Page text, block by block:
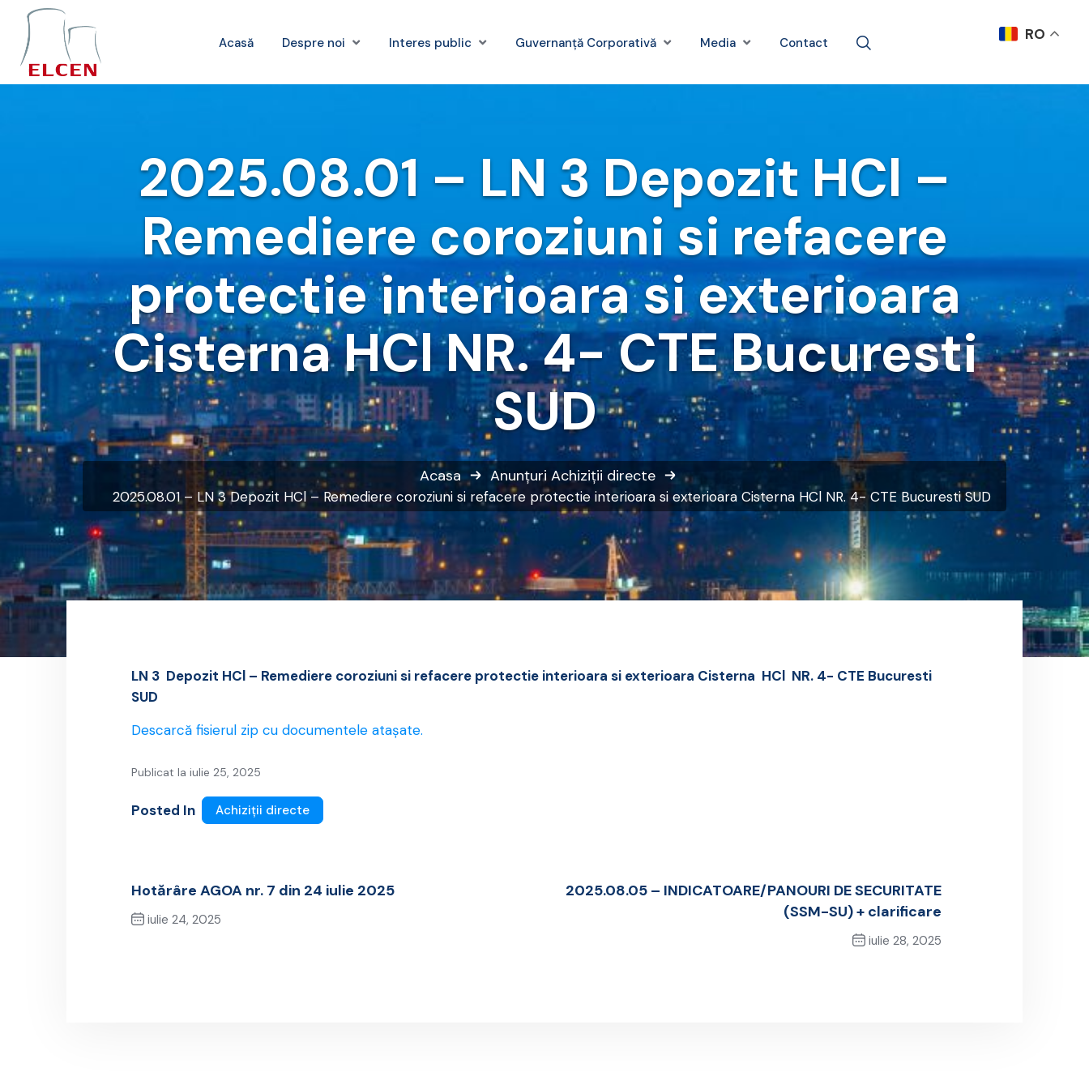
Acasă Despre noi Interes public Guvernanță Corporativă Media Contact
2025.08.01 – LN 3 Depozit HCl –
Remediere coroziuni si refacere
protectie interioara si exterioara
Cisterna HCl NR. 4- CTE Bucuresti
SUD
Acasa Anunțuri Achiziții directe
2025.08.01 – LN 3 Depozit HCl – Remediere coroziuni si refacere protectie interioara si exterioara Cisterna HCl NR. 4- CTE Bucuresti SUD
LN 3 Depozit HCl – Remediere coroziuni si refacere protectie interioara si exterioara Cisterna HCl NR. 4- CTE Bucuresti
SUD
Descarcă fisierul zip cu documentele atașate.
Publicat la iulie 25, 2025
Posted In Achiziții directe
Hotărâre AGOA nr. 7 din 24 iulie 2025
iulie 24, 2025
2025.08.05 – INDICATOARE/PANOURI DE SECURITATE
(SSM-SU) + clarificare
iulie 28, 2025
RO